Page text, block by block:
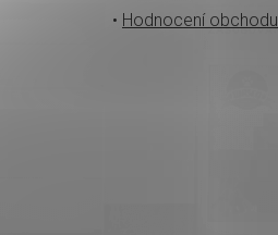
• Hodnocení obchodu